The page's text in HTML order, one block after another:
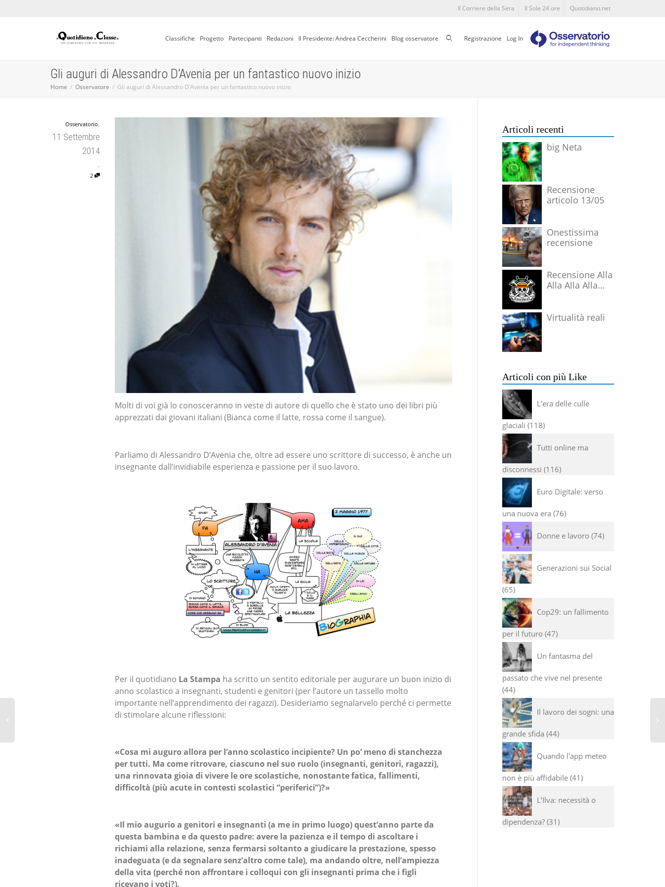
Il Corriere della Sera Il Sole 24 ore Quotidiano.net
Classifiche Progetto Partecipanti Redazioni Il Presidente: Andrea Ceccherini Blog osservatore CercaRegistrazione Log In
Gli auguri di Alessandro D’Avenia per un fantastico nuovo inizio
Home Osservatore Gli auguri di Alessandro D’Avenia per un fantastico nuovo inizio
Osservatorio,
11 Settembre
2014
,
2
Molti di voi già lo conosceranno in veste di autore di quello che è stato uno dei libri più
apprezzati dai giovani italiani (Bianca come il latte, rossa come il sangue).
Parliamo di Alessandro D’Avenia che, oltre ad essere uno scrittore di successo, è anche un
insegnante dall’invidiabile esperienza e passione per il suo lavoro.
Per il quotidiano La Stampa ha scritto un sentito editoriale per augurare un buon inizio di
anno scolastico a insegnanti, studenti e genitori (per l’autore un tassello molto
importante nell’apprendimento dei ragazzi). Desideriamo segnalarvelo perché ci permette
di stimolare alcune riflessioni:
«Cosa mi auguro allora per l’anno scolastico incipiente? Un po’ meno di stanchezza
per tutti. Ma come ritrovare, ciascuno nel suo ruolo (insegnanti, genitori, ragazzi),
una rinnovata gioia di vivere le ore scolastiche, nonostante fatica, fallimenti,
difficoltà (più acute in contesti scolastici “periferici”)?»
«Il mio augurio a genitori e insegnanti (a me in primo luogo) quest’anno parte da
questa bambina e da questo padre: avere la pazienza e il tempo di ascoltare i
richiami alla relazione, senza fermarsi soltanto a giudicare la prestazione, spesso
inadeguata (e da segnalare senz’altro come tale), ma andando oltre, nell’ampiezza
della vita (perché non affrontare i colloqui con gli insegnanti prima che i figli
ricevano i voti?).
Articoli recenti
big Neta
Recensione
articolo 13/05
Onestissima
recensione
Recensione Alla
Alla Alla Alla
Virtualità reali
Articoli con più Like
L’era delle culle
glaciali 118
Tutti online ma
disconnessi 116
Euro Digitale: verso
una nuova era 76
Donne e lavoro 74
Generazioni sui Social
65
Cop29: un fallimento
per il futuro 47
Un fantasma del
passato che vive nel presente
44
Il lavoro dei sogni: una
grande sfida 44
Quando l'app meteo
non è più affidabile 41
L’Ilva: necessità o
dipendenza? 31